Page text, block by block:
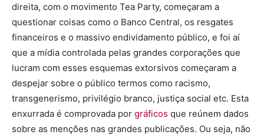
direita, com o movimento Tea Party, começaram a
questionar coisas como o Banco Central, os resgates
financeiros e o massivo endividamento público, e foi aí
que a mídia controlada pelas grandes corporações que
lucram com esses esquemas extorsivos começaram a
despejar sobre o público termos como racismo,
transgenerismo, privilégio branco, justiça social etc. Esta
enxurrada é comprovada por gráficos que reúnem dados
sobre as menções nas grandes publicações. Ou seja, não